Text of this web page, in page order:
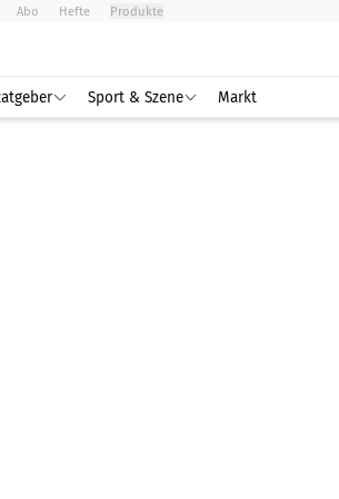
Abo Hefte Produkte
Sport & Szene Markt